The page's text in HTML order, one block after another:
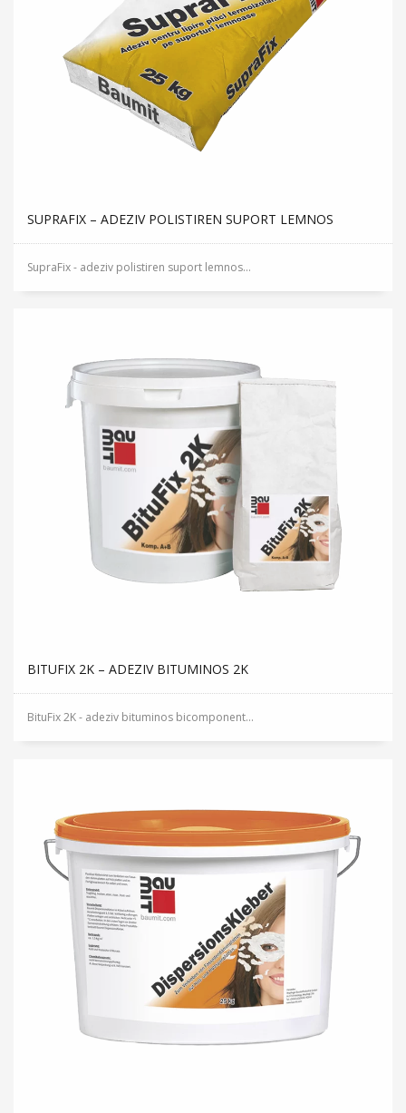
SUPRAFIX – ADEZIV POLISTIREN SUPORT LEMNOS
SupraFix - adeziv polistiren suport lemnos...
BITUFIX 2K – ADEZIV BITUMINOS 2K
BituFix 2K - adeziv bituminos bicomponent...